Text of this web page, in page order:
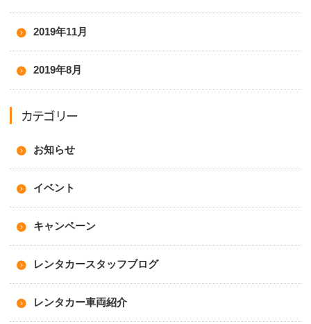
2019年11月
2019年8月
カテゴリー
お知らせ
イベント
キャンペーン
レンタカースタッフブログ
レンタカー車両紹介